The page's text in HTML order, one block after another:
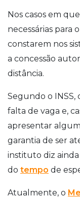
Nos casos em
necessárias para
constarem nos
a concessão
distância.
Segundo o INSS,
falta de vaga e,
apresentar
garantia de ser
instituto diz
do tempo de
Atualmente, o